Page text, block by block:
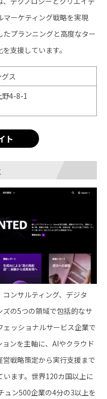
マーケティング戦略を実現
たプランニングと高度なター
支援しています。
ス
野4-8-1
ト
ンサルティング、デジタ
の5つの領域で包括的なサ
ッショナルサービス企業で
ンを主軸に、AIやクラウド
戦略策定から実行支援まで
ます。世界120カ国以上に
ュン500企業の4分の3以上を